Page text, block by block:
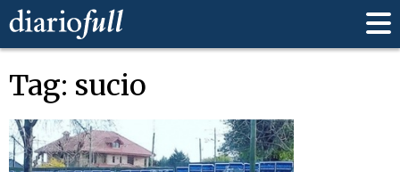
Tag: sucio